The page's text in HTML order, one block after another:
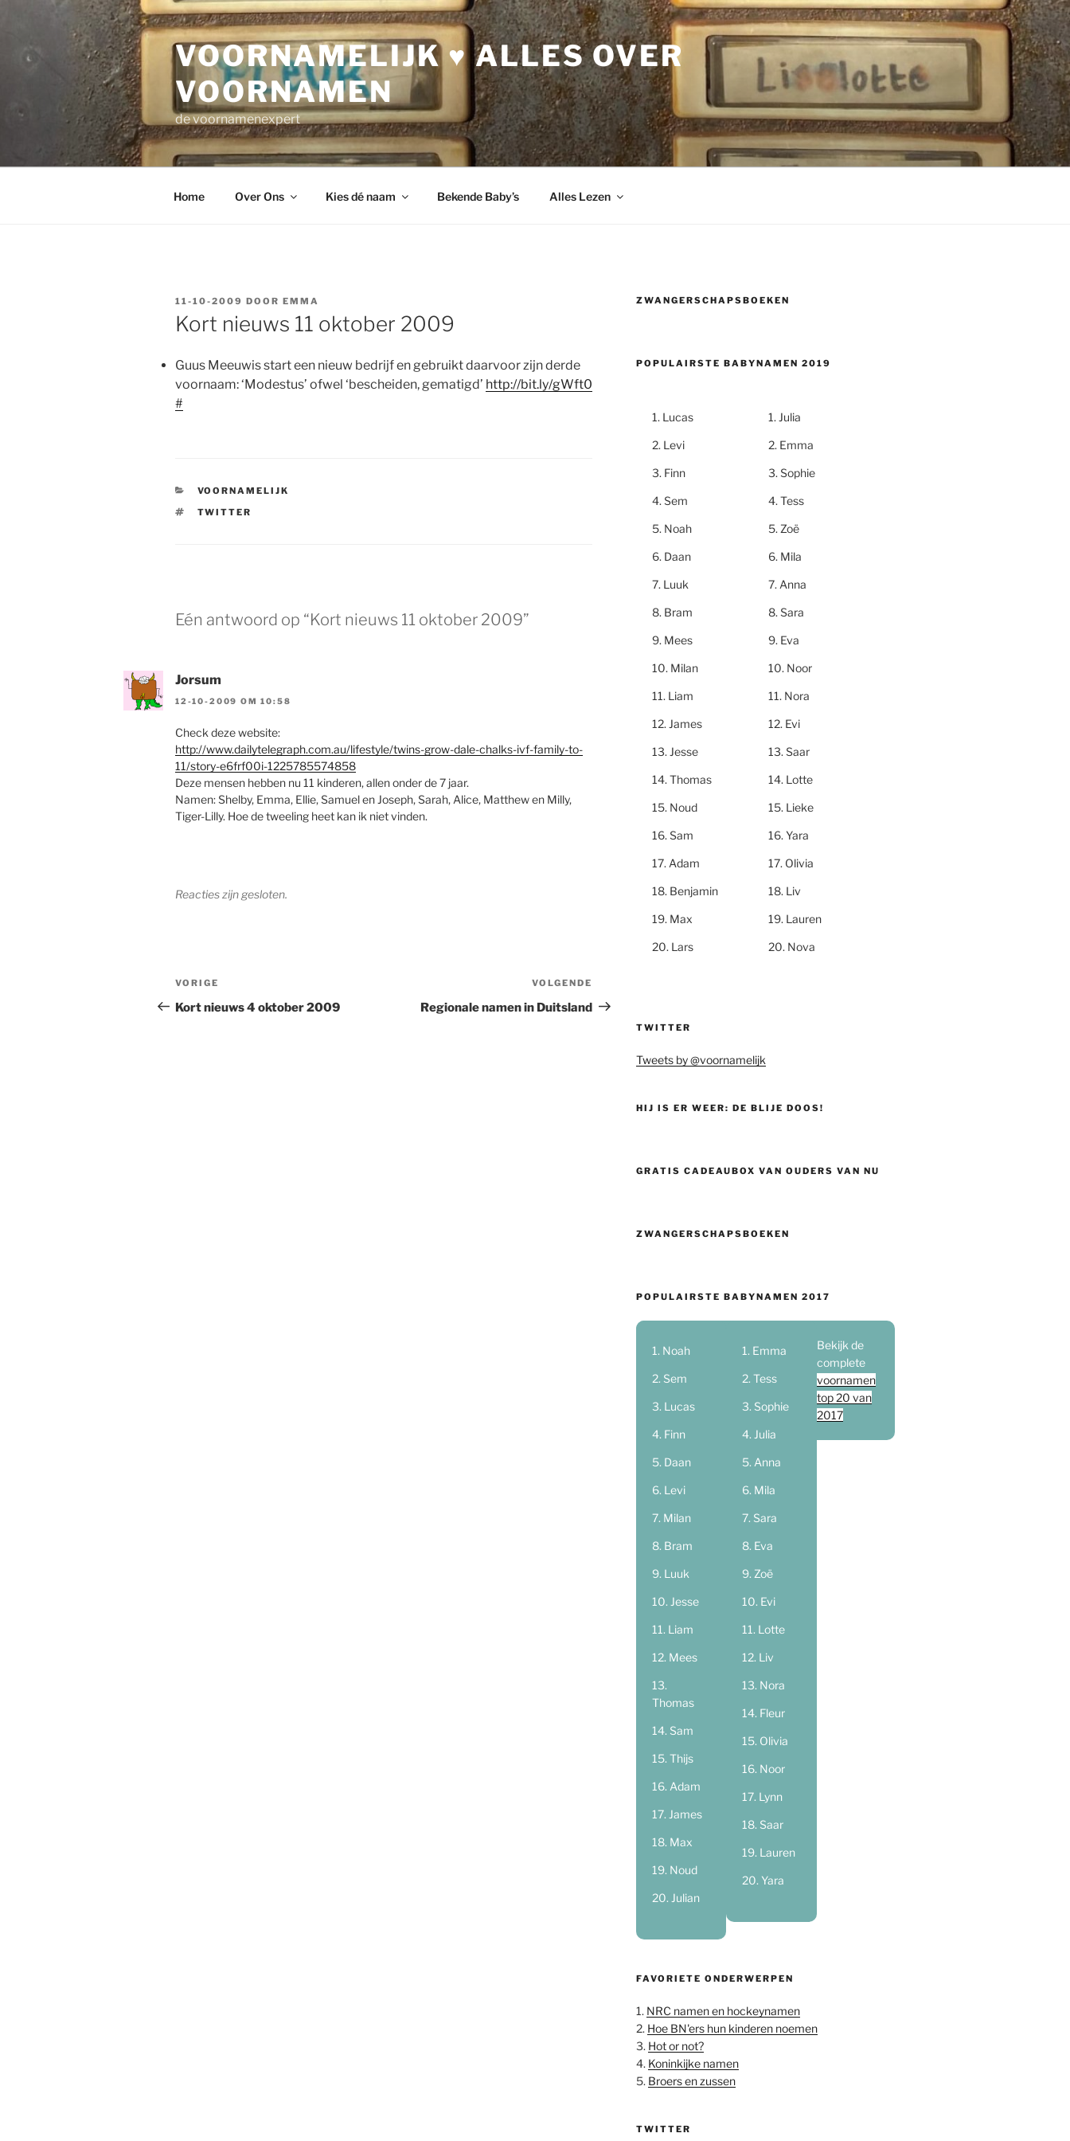
inhoud
VOORNAMELIJK ♥ ALLES OVER
VOORNAMEN
de voornamenexpert
Home Over Ons Kies dé naam Bekende Baby’s Alles Lezen
GEPLAATST
OP
11-10-2009 DOOR EMMA
Kort nieuws 11 oktober 2009
Guus Meeuwis start een nieuw bedrijf en gebruikt daarvoor zijn derde
voornaam: ‘Modestus’ ofwel ‘bescheiden, gematigd’ http://bit.ly/gWft0
#
CATEGORIEËN
VOORNAMELIJK
TAGS
TWITTER
Eén antwoord op “Kort nieuws 11 oktober 2009”
Jorsum
12-10-2009 OM 10:58
Check deze website:
http://www.dailytelegraph.com.au/lifestyle/twins-grow-dale-chalks-ivf-family-to-
11/story-e6frf00i-1225785574858
Deze mensen hebben nu 11 kinderen, allen onder de 7 jaar.
Namen: Shelby, Emma, Ellie, Samuel en Joseph, Sarah, Alice, Matthew en Milly,
Tiger-Lilly. Hoe de tweeling heet kan ik niet vinden.
Reacties zijn gesloten.
Berichtnavigatie
Vorig
bericht
VORIGE
Kort nieuws 4 oktober 2009
bericht
VOLGENDE
Regionale namen in Duitsland
ZWANGERSCHAPSBOEKEN
POPULAIRSTE BABYNAMEN 2019
Lucas
Levi
Finn
Sem
Noah
Daan
Luuk
Bram
Mees
Milan
Liam
James
Jesse
Thomas
Noud
Sam
Adam
Benjamin
Max
Lars
Julia
Emma
Sophie
Tess
Zoë
Mila
Anna
Sara
Eva
Noor
Nora
Evi
Saar
Lotte
Lieke
Yara
Olivia
Liv
Lauren
Nova
TWITTER
Tweets by @voornamelijk
HIJ IS ER WEER: DE BLIJE DOOS!
GRATIS CADEAUBOX VAN OUDERS VAN NU
ZWANGERSCHAPSBOEKEN
POPULAIRSTE BABYNAMEN 2017
Noah
Sem
Lucas
Finn
Daan
Levi
Milan
Bram
Luuk
Jesse
Liam
Mees
Thomas
Sam
Thijs
Adam
James
Max
Noud
Julian
Emma
Tess
Sophie
Julia
Anna
Mila
Sara
Eva
Zoë
Evi
Lotte
Liv
Nora
Fleur
Olivia
Noor
Lynn
Saar
Lauren
Yara
Bekijk de
complete
voornamen
top 20 van
2017
FAVORIETE ONDERWERPEN
1. NRC namen en hockeynamen
2. Hoe BN'ers hun kinderen noemen
3. Hot or not?
4. Koninkijke namen
5. Broers en zussen
TWITTER